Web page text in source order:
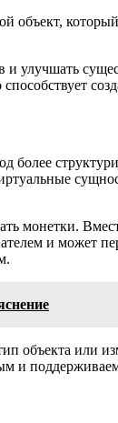
объект,
улучшать
монетки.
и может
объекта или
и